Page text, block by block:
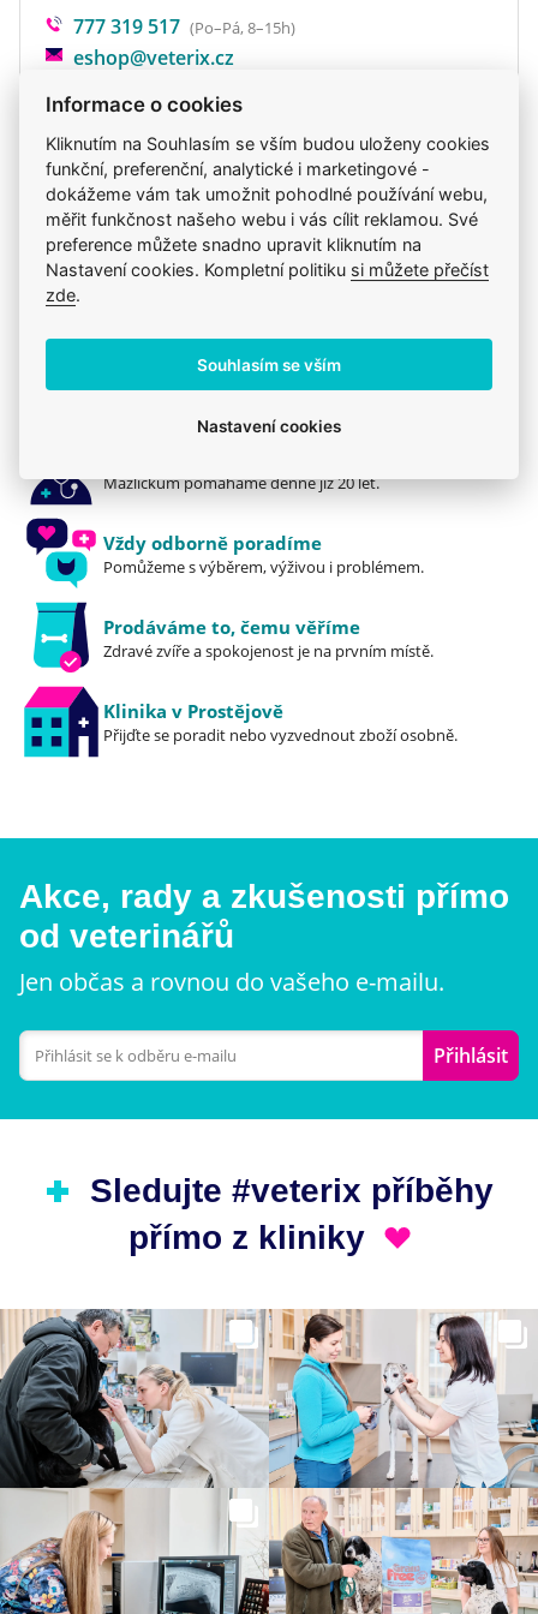
777 319 517 (Po–Pá, 8–15h)
eshop@veterix.cz
Produkt také v těchto kategoriích11
Alergie
Hypoalergenní Krmiva
Brit Care
Brit
Hypoalergenní
Mého psa trápí
[Původní] Alergie
Brit
Mazlíčkům pomáháme denně již 20 let.
Vždy odborně poradíme
Pomůžeme s výběrem, výživou i problémem.
Prodáváme to, čemu věříme
Zdravé zvíře a spokojenost je na prvním místě.
Klinika v Prostějově
Přijďte se poradit nebo vyzvednout zboží osobně.
Akce, rady a zkušenosti přímo
od veterinářů
Jen občas a rovnou do vašeho e-mailu.
Přihlásit
Sledujte #veterix příběhy
přímo z kliniky
Informace o cookies
Kliknutím na Souhlasím se vším budou uloženy cookies
funkční, preferenční, analytické i marketingové -
dokážeme vám tak umožnit pohodlné používání webu,
měřit funkčnost našeho webu i vás cílit reklamou. Své
preference můžete snadno upravit kliknutím na
Nastavení cookies. Kompletní politiku si můžete přečíst
zde.
Souhlasím se vším
Nastavení cookies